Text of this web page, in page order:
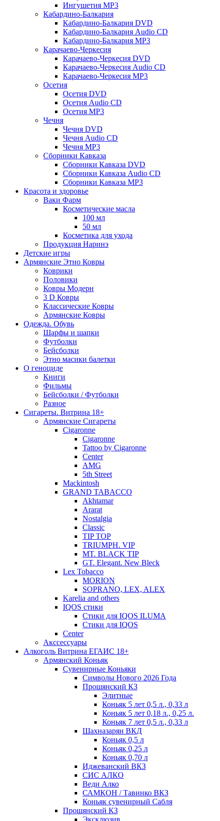
Ингушетия MP3
Кабардино-Балкария
Кабардино-Балкария DVD
Кабардино-Балкария Audio CD
Кабардино-Балкария MP3
Карачаево-Черкесия
Карачаево-Черкесия DVD
Карачаево-Черкесия Audio CD
Карачаево-Черкесия MP3
Осетия
Осетия DVD
Осетия Audio CD
Осетия MP3
Чечня
Чечня DVD
Чечня Audio CD
Чечня MP3
Сборники Кавказа
Сборники Кавказа DVD
Сборники Кавказа Audio CD
Сборники Кавказа MP3
Красота и здоровье
Ваки Фарм
Косметические масла
100 мл
50 мл
Косметика для ухода
Продукция Наринэ
Детские игры
Армянские Этно Ковры
Коврики
Половики
Ковры Модерн
3 D Ковры
Классические Ковры
Армянские Ковры
Одежда. Обувь
Шарфы и шапки
Футболки
Бейсболки
Этно масики балетки
О геноциде
Книги
Фильмы
Бейсболки / Футболки
Разное
Сигареты. Витрина 18+
Армянские Сигареты
Cigaronne
Cigaronne
Tattoo by Cigaronne
Center
AMG
5th Street
Mackintosh
GRAND TABACCO
Akhtamar
Ararat
Nostalgia
Classic
TIP TOP
TRIUMPH. VIP
MT. BLACK TIP
GT. Elegant. New Bleck
Lex Tobacco
MORION
SOPRANO, LEX, ALEX
Karelia and others
IQOS стики
Стики для IQOS ILUMA
Стики для IQOS
Сenter
Акссессуары
Алкоголь Витрина ЕГАИС 18+
Армянский Коньяк
Сувенирные Коньяки
Символы Нового 2026 Года
Прошянский КЗ
Элитные
Коньяк 5 лет 0,5 л., 0,33 л
Коньяк 5 лет 0,18 л., 0,25 л.
Коньяк 7 лет 0,5 л., 0,33 л
Шахназарян ВКД
Коньяк 0,5 л
Коньяк 0,25 л
Коньяк 0,70 л
Иджеванский ВКЗ
СИС АЛКО
Веди Алко
САМКОН / Тавинко ВКЗ
Коньяк сувенирный Сабля
Прошянский КЗ
Эксклюзив